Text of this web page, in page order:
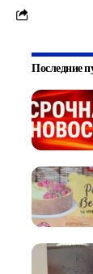
Последние